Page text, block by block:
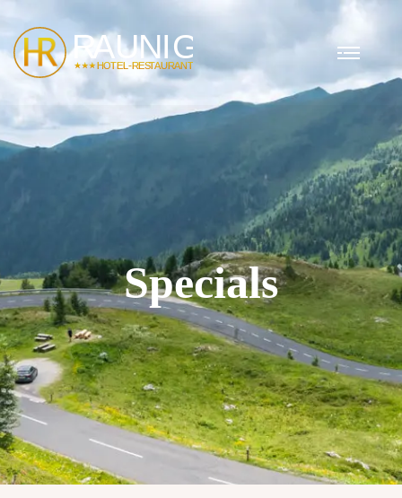
Specials